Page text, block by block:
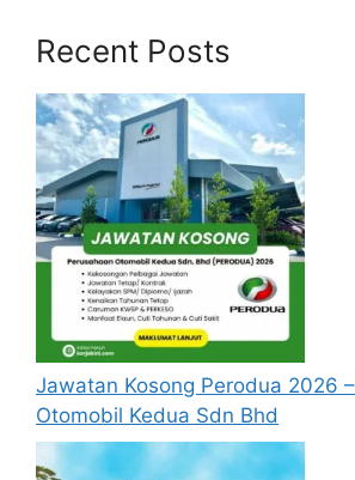
Recent Posts
Jawatan Kosong Perodua 2026
Otomobil Kedua Sdn Bhd